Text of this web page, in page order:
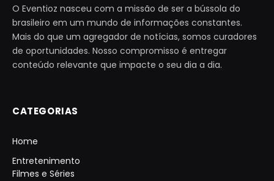
O Eventioz nasceu com a missão de ser a bússola do
brasileiro em um mundo de informações constantes.
Mais do que um agregador de notícias, somos curadores
de oportunidades. Nosso compromisso é entregar
conteúdo relevante que impacte o seu dia a dia.
CATEGORIAS
Home
Entretenimento
Filmes e Séries